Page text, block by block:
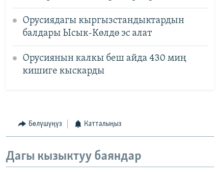
Орусиядагы кыргызстандыктардын
балдары Ысык-Көлдө эс алат
Орусиянын калкы беш айда 430 миң
кишиге кыскарды
Бөлүшүңүз Катталыңыз
Дагы кызыктуу баяндар